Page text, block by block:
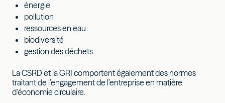
énergie
pollution
ressources en eau
biodiversité
gestion des déchets
La CSRD et la GRI comportent également des normes
traitant de l’engagement de l’entreprise en matière
d’économie circulaire.